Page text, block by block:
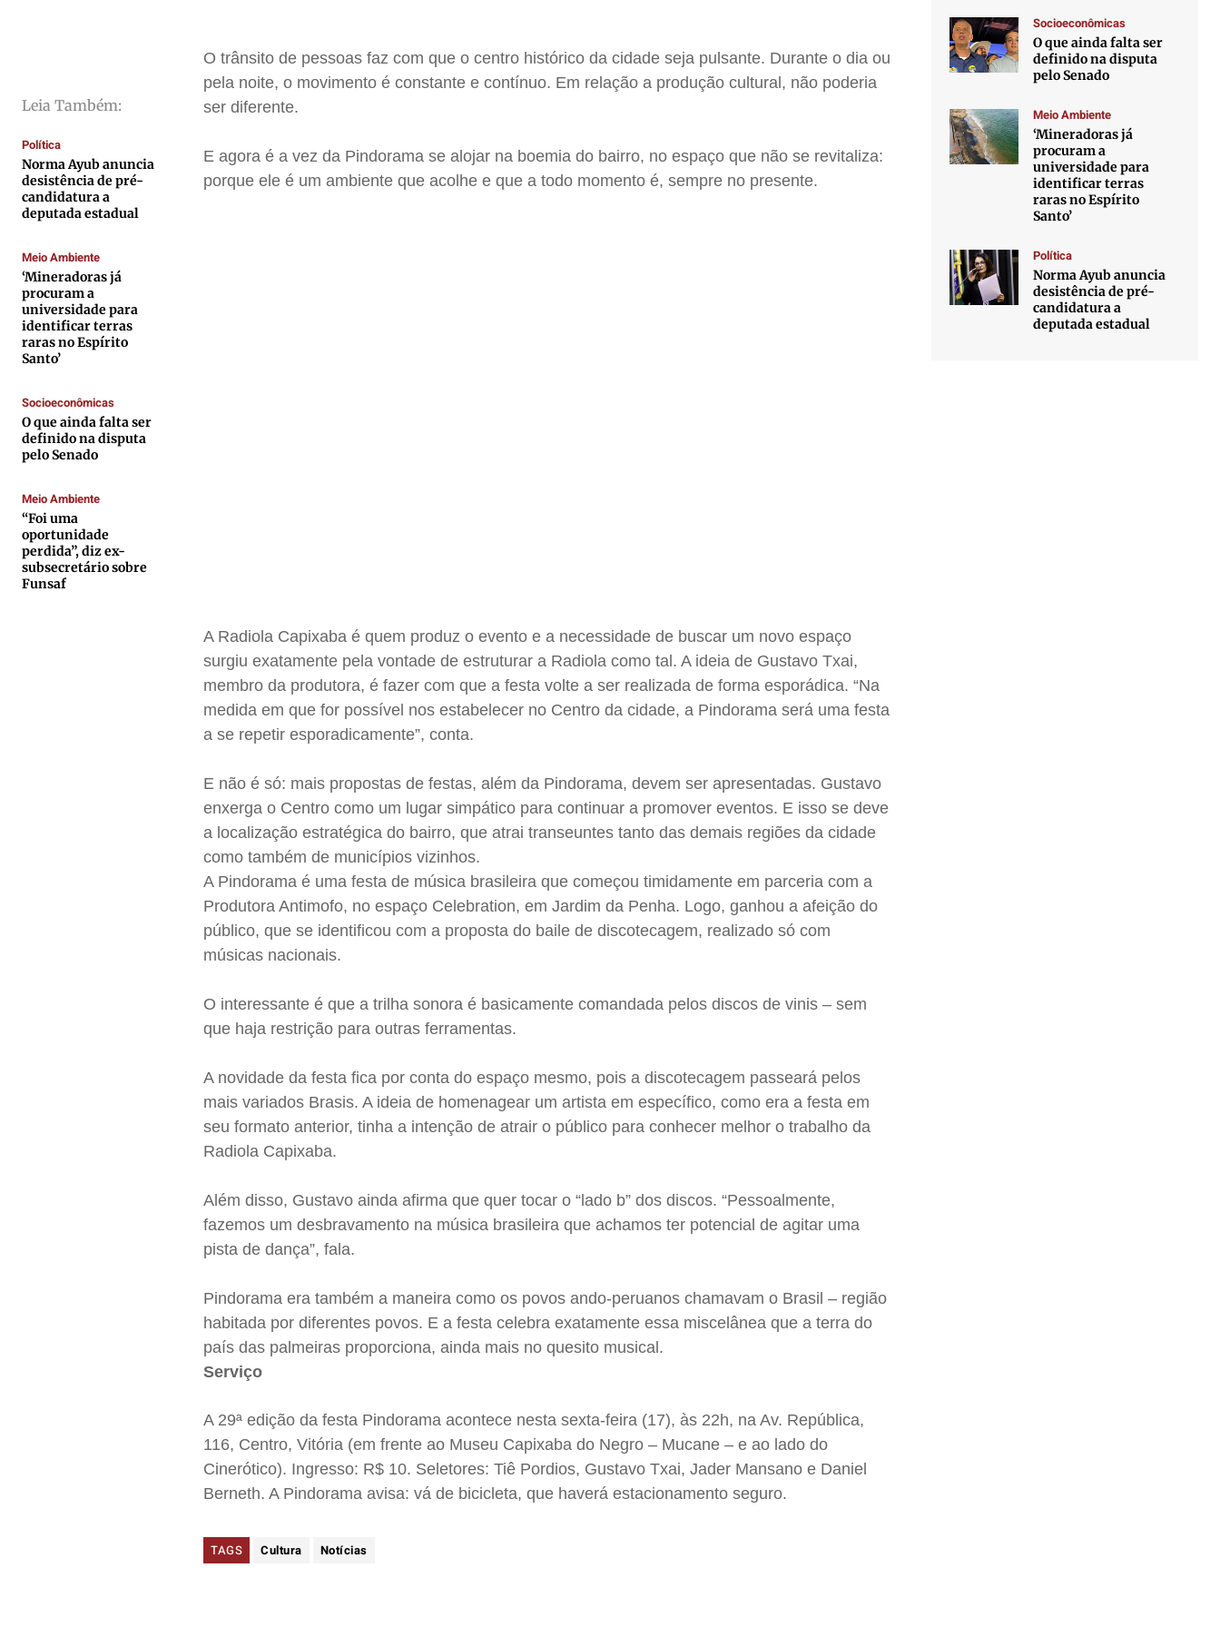
Colunas
Caetano Roque
Gustavo Bastos
Jr Mignone (in memorian)
Publicidade Legal
Anuncie
Quem Somos
Expediente
Contato
Anuncie
Privacidade
Colunas
Caetano Roque
Gustavo Bastos
Jr Mignone (in memorian)
Publicidade Legal
Anuncie
Quem Somos
Expediente
Contato
Anuncie
Privacidade
Colunas
Caetano Roque
Gustavo Bastos
Jr Mignone (in memorian)
Publicidade Legal
Anuncie
Quem Somos
Expediente
Contato
Anuncie
Privacidade
Colunas
Caetano Roque
Gustavo Bastos
Jr Mignone (in memorian)
Publicidade Legal
Anuncie
Quem Somos
Expediente
Contato
Anuncie
Privacidade
Leia Também:
Política
Norma Ayub anuncia
desistência de pré-
candidatura a
deputada estadual
Meio Ambiente
‘Mineradoras já
procuram a
universidade para
identificar terras
raras no Espírito
Santo’
Socioeconômicas
O que ainda falta ser
definido na disputa
pelo Senado
Meio Ambiente
“Foi uma
oportunidade
perdida”, diz ex-
subsecretário sobre
Funsaf
O trânsito de pessoas faz com que o centro histórico da cidade seja pulsante. Durante o dia ou
pela noite, o movimento é constante e contínuo. Em relação a produção cultural, não poderia
ser diferente.
E agora é a vez da Pindorama se alojar na boemia do bairro, no espaço que não se revitaliza:
porque ele é um ambiente que acolhe e que a todo momento é, sempre no presente.
A Radiola Capixaba é quem produz o evento e a necessidade de buscar um novo espaço
surgiu exatamente pela vontade de estruturar a Radiola como tal. A ideia de Gustavo Txai,
membro da produtora, é fazer com que a festa volte a ser realizada de forma esporádica. “Na
medida em que for possível nos estabelecer no Centro da cidade, a Pindorama será uma festa
a se repetir esporadicamente”, conta.
E não é só: mais propostas de festas, além da Pindorama, devem ser apresentadas. Gustavo
enxerga o Centro como um lugar simpático para continuar a promover eventos. E isso se deve
a localização estratégica do bairro, que atrai transeuntes tanto das demais regiões da cidade
como também de municípios vizinhos.
A Pindorama é uma festa de música brasileira que começou timidamente em parceria com a
Produtora Antimofo, no espaço Celebration, em Jardim da Penha. Logo, ganhou a afeição do
público, que se identificou com a proposta do baile de discotecagem, realizado só com
músicas nacionais.
O interessante é que a trilha sonora é basicamente comandada pelos discos de vinis – sem
que haja restrição para outras ferramentas.
A novidade da festa fica por conta do espaço mesmo, pois a discotecagem passeará pelos
mais variados Brasis. A ideia de homenagear um artista em específico, como era a festa em
seu formato anterior, tinha a intenção de atrair o público para conhecer melhor o trabalho da
Radiola Capixaba.
Além disso, Gustavo ainda afirma que quer tocar o “lado b” dos discos. “Pessoalmente,
fazemos um desbravamento na música brasileira que achamos ter potencial de agitar uma
pista de dança”, fala.
Pindorama era também a maneira como os povos ando-peruanos chamavam o Brasil – região
habitada por diferentes povos. E a festa celebra exatamente essa miscelânea que a terra do
país das palmeiras proporciona, ainda mais no quesito musical.
Serviço
A 29ª edição da festa Pindorama acontece nesta sexta-feira (17), às 22h, na Av. República,
116, Centro, Vitória (em frente ao Museu Capixaba do Negro – Mucane – e ao lado do
Cinerótico). Ingresso: R$ 10. Seletores: Tiê Pordios, Gustavo Txai, Jader Mansano e Daniel
Berneth. A Pindorama avisa: vá de bicicleta, que haverá estacionamento seguro.
TAGS Cultura Notícias
Socioeconômicas
O que ainda falta ser
definido na disputa
pelo Senado
Meio Ambiente
‘Mineradoras já
procuram a
universidade para
identificar terras
raras no Espírito
Santo’
Política
Norma Ayub anuncia
desistência de pré-
candidatura a
deputada estadual